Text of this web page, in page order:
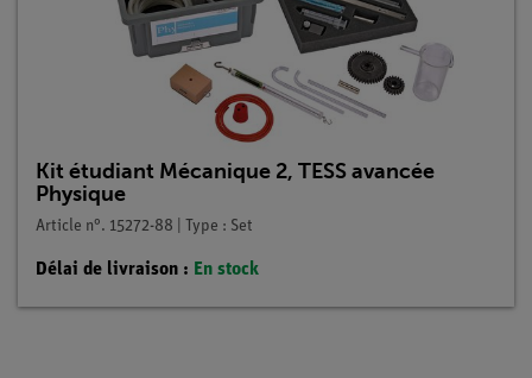
Kit étudiant Mécanique 2, TESS avancée
Physique
Article n°. 15272-88 | Type : Set
Délai de livraison : En stock